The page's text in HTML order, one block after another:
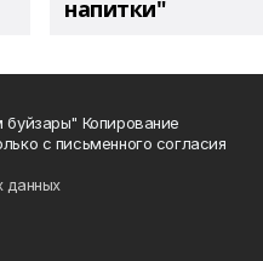
напитки"
Копирование
с письменного согласия
данных